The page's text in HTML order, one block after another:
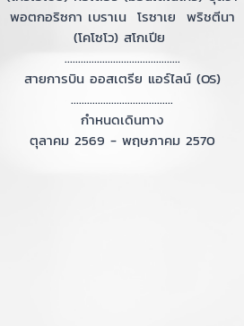
พอตกอริซกา เบราเน โรซาเย พริชตีนา
(โคโซโว) สโกเปีย
...........................................
สายการบิน ออสเตรีย แอร์ไลน์ (OS)
......................................
กำหนดเดินทาง
ตุลาคม 2569 - พฤษภาคม 2570